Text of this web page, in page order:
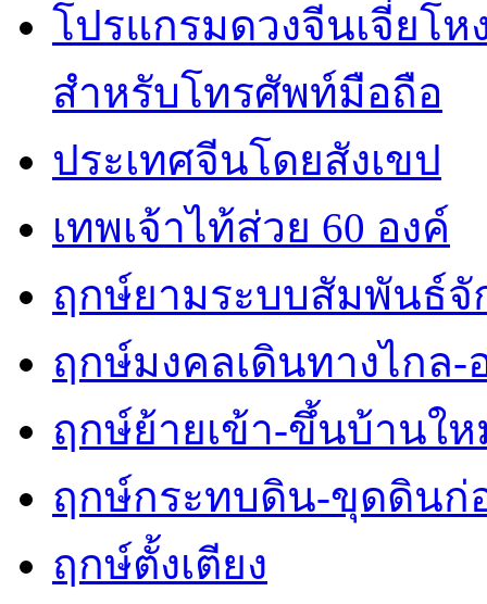
โปรแกรมดวงจีนเจี่ยโห
สำหรับโทรศัพท์มือถือ
ประเทศจีนโดยสังเขป
เทพเจ้าไท้ส่วย 60 องค์
ฤกษ์ยามระบบสัมพันธ์จั
ฤกษ์มงคลเดินทางไกล-
ฤกษ์ย้ายเข้า-ขึ้นบ้านใ
ฤกษ์กระทบดิน-ขุดดินก่
ฤกษ์ตั้งเตียง